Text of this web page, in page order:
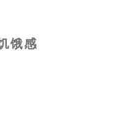
饿感